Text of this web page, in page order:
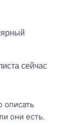
сейчас
описать
они есть.